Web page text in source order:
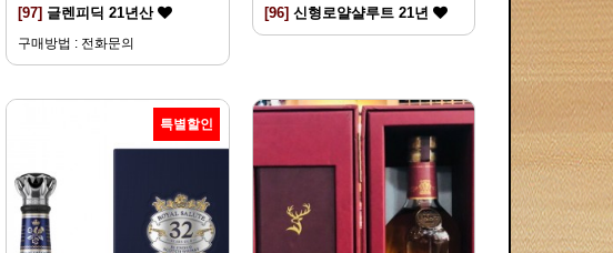
[97] 글렌피딕 21년산
구매방법 : 전화문의
[96] 신형로얄샬루트 21년
특별할인